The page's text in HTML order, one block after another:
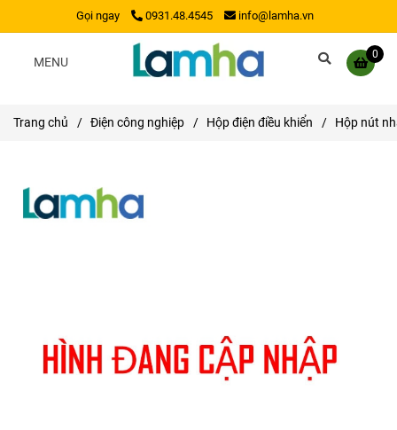
Gọi ngay 0931.48.4545 info@lamha.vn
0
MENU
Trang chủ / Điện công nghiệp / Hộp điện điều khiển / Hộp nút